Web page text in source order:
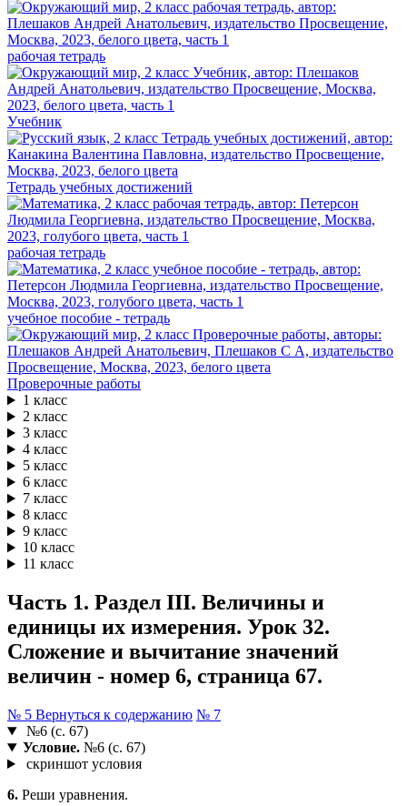
рабочая тетрадь
Учебник
Тетрадь учебных достижений
рабочая тетрадь
учебное пособие - тетрадь
Проверочные работы
1 класс
2 класс
3 класс
4 класс
5 класс
6 класс
7 класс
8 класс
9 класс
10 класс
11 класс
Часть 1. Раздел III. Величины и
единицы их измерения. Урок 32.
Сложение и вычитание значений
величин - номер 6, страница 67.
№ 5 Вернуться к содержанию № 7
№6 (с. 67)
Условие.№6 (с. 67)
скриншот условия
6. Реши уравнения.